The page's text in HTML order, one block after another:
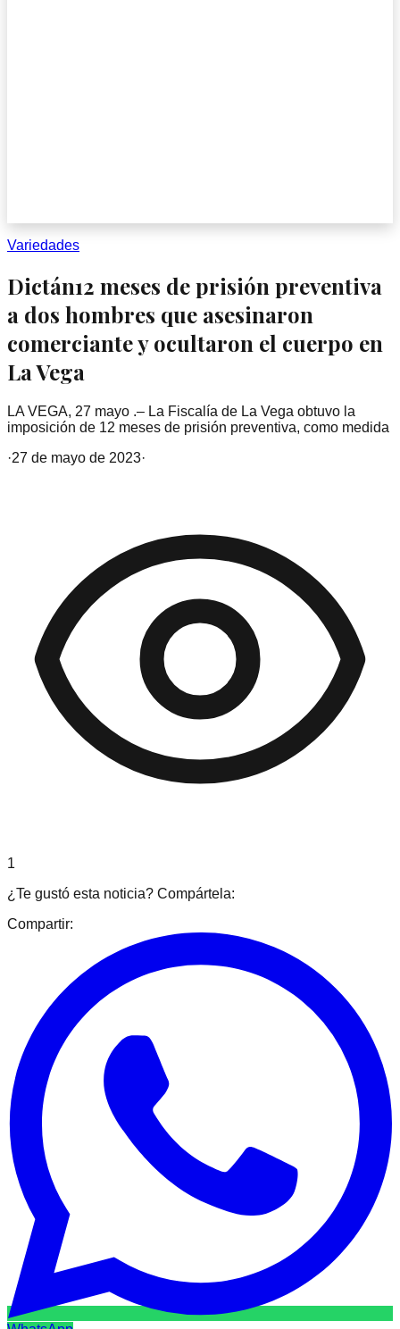
Variedades
Dictán12 meses de prisión preventiva
a dos hombres que asesinaron
comerciante y ocultaron el cuerpo en
La Vega
LA VEGA, 27 mayo .– La Fiscalía de La Vega obtuvo la
imposición de 12 meses de prisión preventiva, como medida
·27 de mayo de 2023·
1
¿Te gustó esta noticia? Compártela:
Compartir: